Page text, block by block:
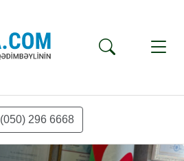
(050) 296 6668